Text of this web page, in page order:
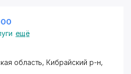
ещё
область, Кибрайский р-н,